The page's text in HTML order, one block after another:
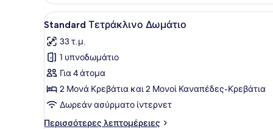
Ισόγειο
Προβολή
όλων
των
φωτογραφιών
για
Standard
Τετράκλινο
Δωμάτιο
Ένα δωμάτιο ξενοδοχείου
4
Standard Τετράκλινο Δωμάτιο
33 τ.μ.
1 υπνοδωμάτιο
Για 4 άτομα
2 Μονά Κρεβάτια και 2 Μονοί Καναπέδες-Κρεβάτια
Δωρεάν ασύρματο ίντερνετ
Περισσότερες λεπτομέρειες
Περισσότερες